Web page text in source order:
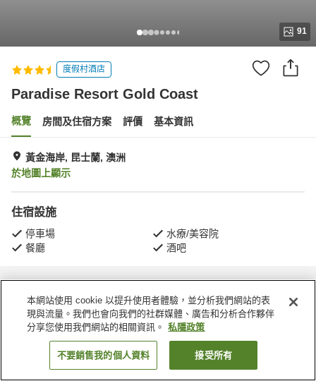
91
度假村酒店
Paradise Resort Gold Coast
概覽 房間及住宿方案 評價 基本資訊
黃金海岸, 昆士蘭, 澳洲
於地圖上顯示
住宿設施
停車場
水療/美容院
餐廳
酒吧
主頁 澳洲 昆士蘭 黃金海岸 Paradise Resort Gold Coast
找客房
本網站使用 cookie 以提升使用者體驗，並分析我們網站的表
現與流量。我們也會向我們的社群媒體、廣告和分析合作夥伴
分享您使用我們網站的相關資訊。
私隱政策
不要銷售我的個人資料 接受所有